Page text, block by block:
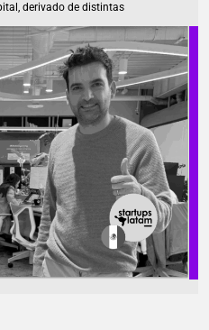
derivado de distintas
como plataforma de pagos
ha sido interpretado por la
de los inversionistas en su
de pago y control
y grandes. Asimismo, este